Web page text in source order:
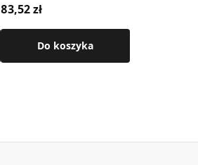
83,52 zł
Do koszyka